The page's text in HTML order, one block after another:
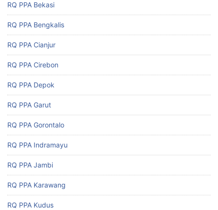
RQ PPA Bekasi
RQ PPA Bengkalis
RQ PPA Cianjur
RQ PPA Cirebon
RQ PPA Depok
RQ PPA Garut
RQ PPA Gorontalo
RQ PPA Indramayu
RQ PPA Jambi
RQ PPA Karawang
RQ PPA Kudus